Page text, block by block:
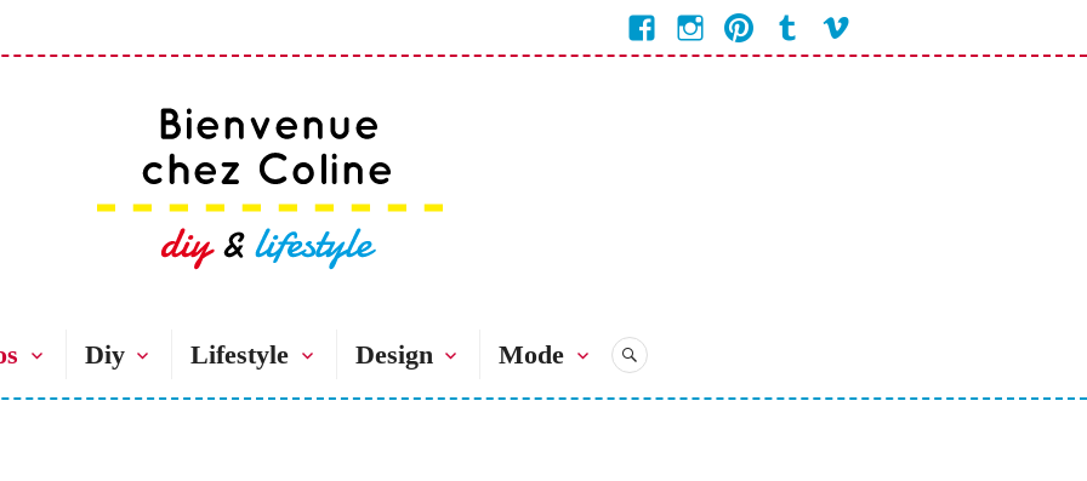
Facebook
Bienvenue
Chez
Instagram
Bienvenue
Chez
Pinterest
Bienvenue
Chez
Tumblr
Bienvenue
Chezchez
Bienvenue chez Coline
Diy Lifestyle Design Mode RECHERCHE